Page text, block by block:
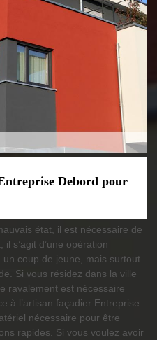
Debord pour
état, il est nécessaire de
s’agit d’une opération
coup de jeune, mais surtout
Si vous résidez dans la ville
ravalement est nécessaire
à l’artisan façadier Entreprise
nécessaire pour être
rapides. Si vous voulez avoir